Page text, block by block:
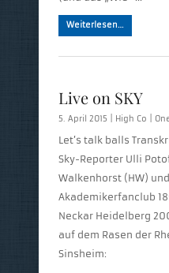
Weiterlesen…
Live on SKY
5. April 2015 | High Co
Let’s talk balls
Sky-Reporter Ulli
Walkenhorst (HW)
Akademikerfanclub
Neckar Heidelberg
auf dem Rasen der
Sinsheim: